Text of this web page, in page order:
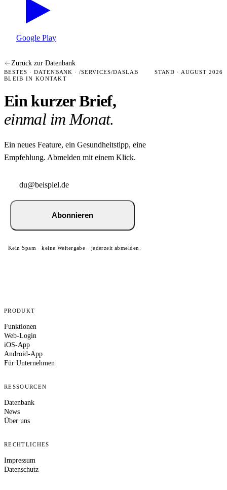
Google Play
Zurück zur Datenbank
BESTES · DATENBANK · /SERVICES/DASLAB
STAND · AUGUST 2026
BLEIB IN KONTAKT
Ein kurzer Brief,
einmal im Monat.
Ein neues Feature, ein Gesundheitstipp, eine
Empfehlung. Abmelden mit einem Klick.
Abonnieren
Kein Spam · keine Weitergabe · jederzeit abmelden.
PRODUKT
Funktionen
Web-Login
iOS-App
Android-App
Für Unternehmen
RESSOURCEN
Datenbank
News
Über uns
RECHTLICHES
Impressum
Datenschutz